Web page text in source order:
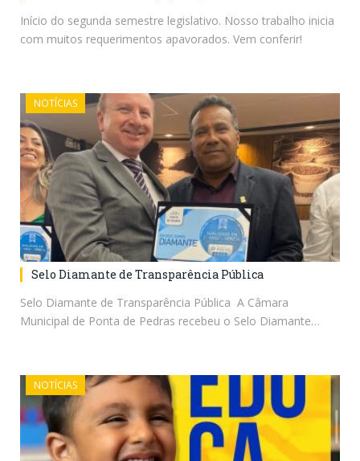
Início do segunda semestre legislativo. Nosso trabalho inicia
com muitos requerimentos apavorados. Vem conferir!
NOTÍCIAS
Selo Diamante de Transparência Pública
Selo Diamante de Transparência Pública A Câmara
Municipal de Ponta de Pedras recebeu o Selo Diamante…
NOTÍCIAS